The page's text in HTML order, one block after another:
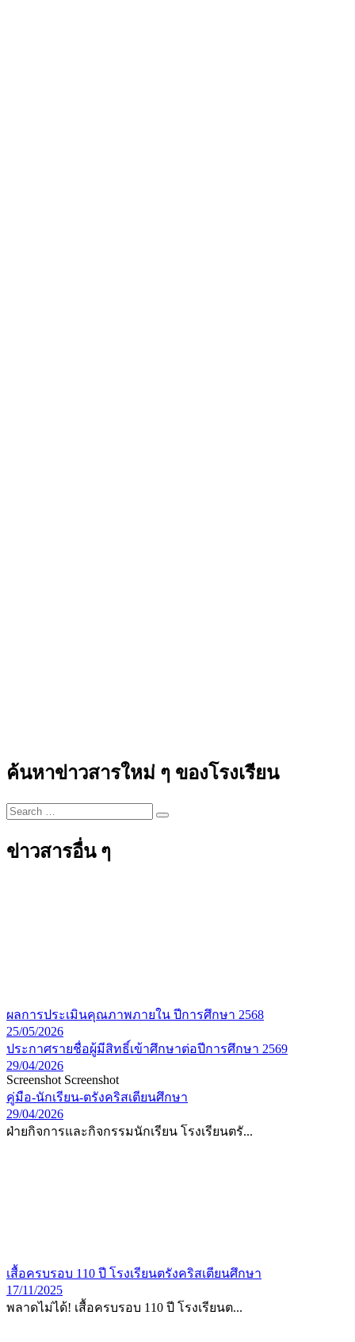
ค้นหาข่าวสารใหม่ ๆ ของโรงเรียน
ข่าวสารอื่น ๆ
ผลการประเมินคุณภาพภายใน ปีการศึกษา 2568
25/05/2026
ประกาศรายชื่อผู้มีสิทธิ์เข้าศึกษาต่อปีการศึกษา 2569
29/04/2026
Screenshot Screenshot
คู่มือ-นักเรียน-ตรังคริสเตียนศึกษา
29/04/2026
ฝ่ายกิจการและกิจกรรมนักเรียน โรงเรียนตรั...
เสื้อครบรอบ 110 ปี โรงเรียนตรังคริสเตียนศึกษา
17/11/2025
พลาดไม่ได้! เสื้อครบรอบ 110 ปี โรงเรียนต...